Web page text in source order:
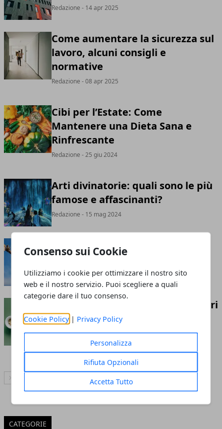
Consenso sui Cookie
Utilizziamo i cookie per ottimizzare il nostro sito
web e il nostro servizio. Puoi scegliere a quali
categorie dare il tuo consenso.
Cookie Policy | Privacy Policy
Personalizza
Rifiuta Opzionali
Accetta Tutto
Redazione - 14 apr 2025
Come aumentare la sicurezza sul
lavoro, alcuni consigli e
normative
Redazione - 08 apr 2025
Cibi per l’Estate: Come
Mantenere una Dieta Sana e
Rinfrescante
Redazione - 25 giu 2024
Arti divinatorie: quali sono le più
famose e affascinanti?
Redazione - 15 mag 2024
Come si gestisce un cantiere?
Guida allo shopping di integratori
alimentari online- Ottieni le
migliori offerte
- 03 mar 2023
Articolo Successivo
CATEGORIE